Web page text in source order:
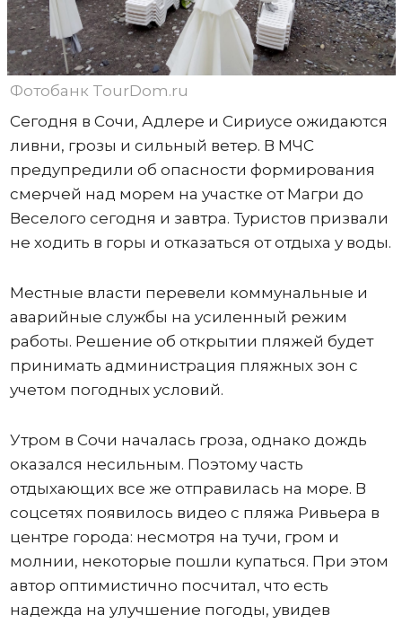
Фотобанк TourDom.ru
Сегодня в Сочи, Адлере и Сириусе ожидаются
ливни, грозы и сильный ветер. В МЧС
предупредили об опасности формирования
смерчей над морем на участке от Магри до
Веселого сегодня и завтра. Туристов призвали
не ходить в горы и отказаться от отдыха у воды.
Местные власти перевели коммунальные и
аварийные службы на усиленный режим
работы. Решение об открытии пляжей будет
принимать администрация пляжных зон с
учетом погодных условий.
Утром в Сочи началась гроза, однако дождь
оказался несильным. Поэтому часть
отдыхающих все же отправилась на море. В
соцсетях появилось видео с пляжа Ривьера в
центре города: несмотря на тучи, гром и
молнии, некоторые пошли купаться. При этом
автор оптимистично посчитал, что есть
надежда на улучшение погоды, увидев